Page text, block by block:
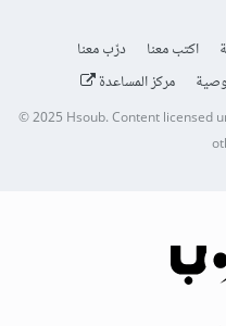
اكتب معنا
درّب معنا
مركز المساعدة
© 2025Hsoub.Content licensed